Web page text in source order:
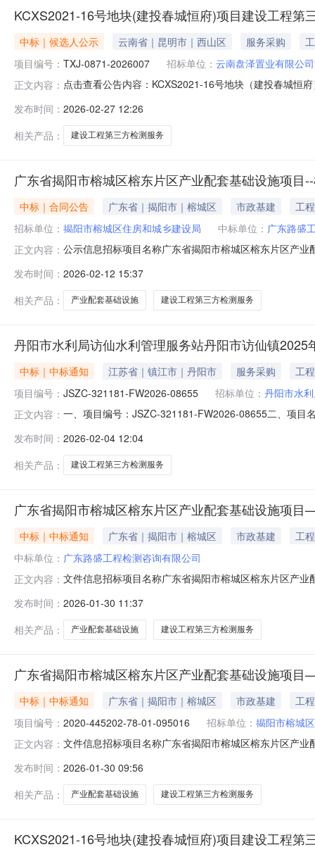
KCXS2021-16号地块(建投春城恒府)项目建设工程第
中标｜候选人公示 云南省｜昆明市｜西山区 服务采购
项目编号： TXJ-0871-2026007 招标单位： 云南盘泽置业有限公
正文内容： 点击查看公告内容：KCXS2021-16号地块（建投春城恒
发布时间： 2026-02-27 12:26
相关产品：
建设工程第三方检测服务
广东省揭阳市榕城区榕东片区产业配套基础设施项目
中标｜合同公告 广东省｜揭阳市｜榕城区 市政基建
工程
招标单位： 揭阳市榕城区住房和城乡建设局 中标单位： 广东路盛
正文内容： 公示信息招标项目名称广东省揭阳市榕城区榕东片区产
基础设施项目--榕东路南段招标人名称揭阳市榕城区住
用代码91445
发布时间： 2026-02-12 15:37
相关产品：
产业配套基础设施 建设工程第三方检测服务
丹阳市水利局访仙水利管理服务站丹阳市访仙镇
中标｜中标通知 江苏省｜镇江市｜丹阳市 服务采购
工程
项目编号： JSZC-321181-FW2026-08655 招标单位： 丹阳市水
正文内容： 一、项目编号：JSZC-321181-FW2026-08655二、项目
选服务品目：工程管理服务/其他工程管理服务项目预算
发布时间： 2026-02-04 12:04
相关产品：
建设工程第三方检测服务
广东省揭阳市榕城区榕东片区产业配套基础设施项
中标｜中标通知 广东省｜揭阳市｜榕城区 市政基建
工程
中标单位： 广东路盛工程检测咨询有限公司
正文内容： 文件信息招标项目名称广东省揭阳市榕城区榕东片区产
目，中标人：广东路盛工程检测咨询有限公司，中标价
员对相应项目进行检测，按检测计划的时
发布时间： 2026-01-30 11:37
相关产品：
产业配套基础设施 建设工程第三方检测服务
广东省揭阳市榕城区榕东片区产业配套基础设施项
中标｜中标通知 广东省｜揭阳市｜榕城区 市政基建
工程
项目编号： 2020-445202-78-01-095016 招标单位： 揭阳市榕城
正文内容： 文件信息招标项目名称广东省揭阳市榕城区榕东片区产
标项目名称广东省揭阳市榕城区榕东片区产业配套基础
——榕东路南段建设工程第
发布时间： 2026-01-30 09:56
相关产品：
产业配套基础设施 建设工程第三方检测服务
KCXS2021-16号地块(建投春城恒府)项目建设工程第